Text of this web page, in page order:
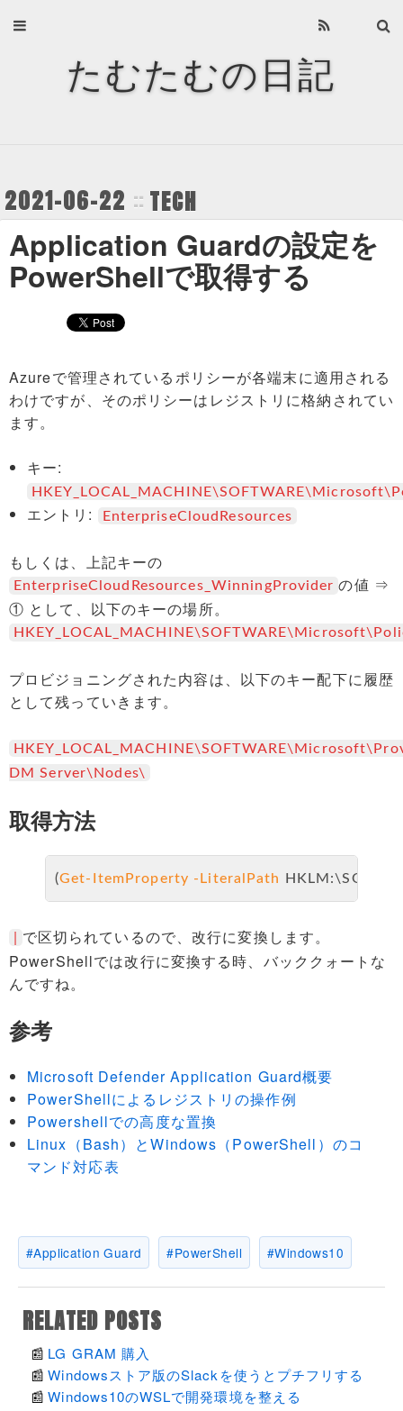
たむたむの日記
2021-06-22 TECH
Application Guardの設定を
PowerShellで取得する
Azureで管理されているポリシーが各端末に適用される
わけですが、そのポリシーはレジストリに格納されてい
ます。
キー:
エントリ: EnterpriseCloudResources
もしくは、上記キーの
EnterpriseCloudResources_WinningProvider の値 ⇒
① として、以下のキーの場所。
プロビジョニングされた内容は、以下のキー配下に履歴
として残っていきます。
DM Server\Nodes\
取得方法
(Get-ItemProperty -LiteralPath
で区切られているので、改行に変換します。
PowerShellでは改行に変換する時、バッククォートな
んですね。
参考
Microsoft Defender Application Guard概要
PowerShellによるレジストリの操作例
Powershellでの高度な置換
Linux（Bash）とWindows（PowerShell）のコ
マンド対応表
Application Guard PowerShell Windows10
RELATED POSTS
LG GRAM 購入
Windowsストア版のSlackを使うとプチフリする
Windows10のWSLで開発環境を整える
Home
About
Recents
Categories
Tag Cloud